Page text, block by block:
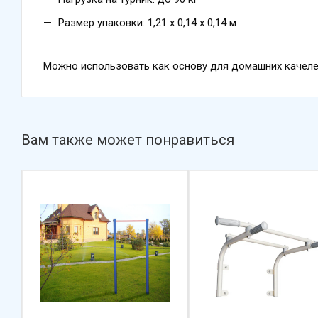
Размер упаковки: 1,21 х 0,14 х 0,14 м
Можно использовать как основу для домашних
Вам также может понравиться